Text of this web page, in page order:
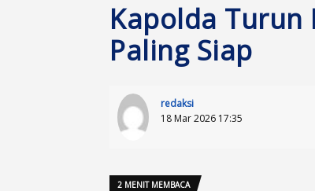
Kapolda Turun
Paling Siap
redaksi
18 Mar 2026 17:35
2 MENIT MEMBACA